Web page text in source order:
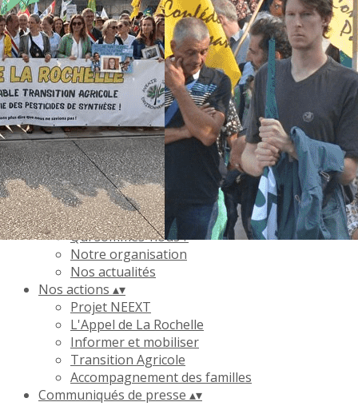
Exporter les lignes sélectionnées
Exporter toutes les colonnes
Exporter uniquement les colonnes affichées
Menu
Ajoutez un logo, un bouton, des réseaux sociaux
Cliquez pour éditer
L'association▴▾
Qui sommes-nous ?
Notre organisation
Nos actualités
Nos actions ▴▾
Projet NEEXT
L'Appel de La Rochelle
Informer et mobiliser
Transition Agricole
Accompagnement des familles
Communiqués de presse ▴▾